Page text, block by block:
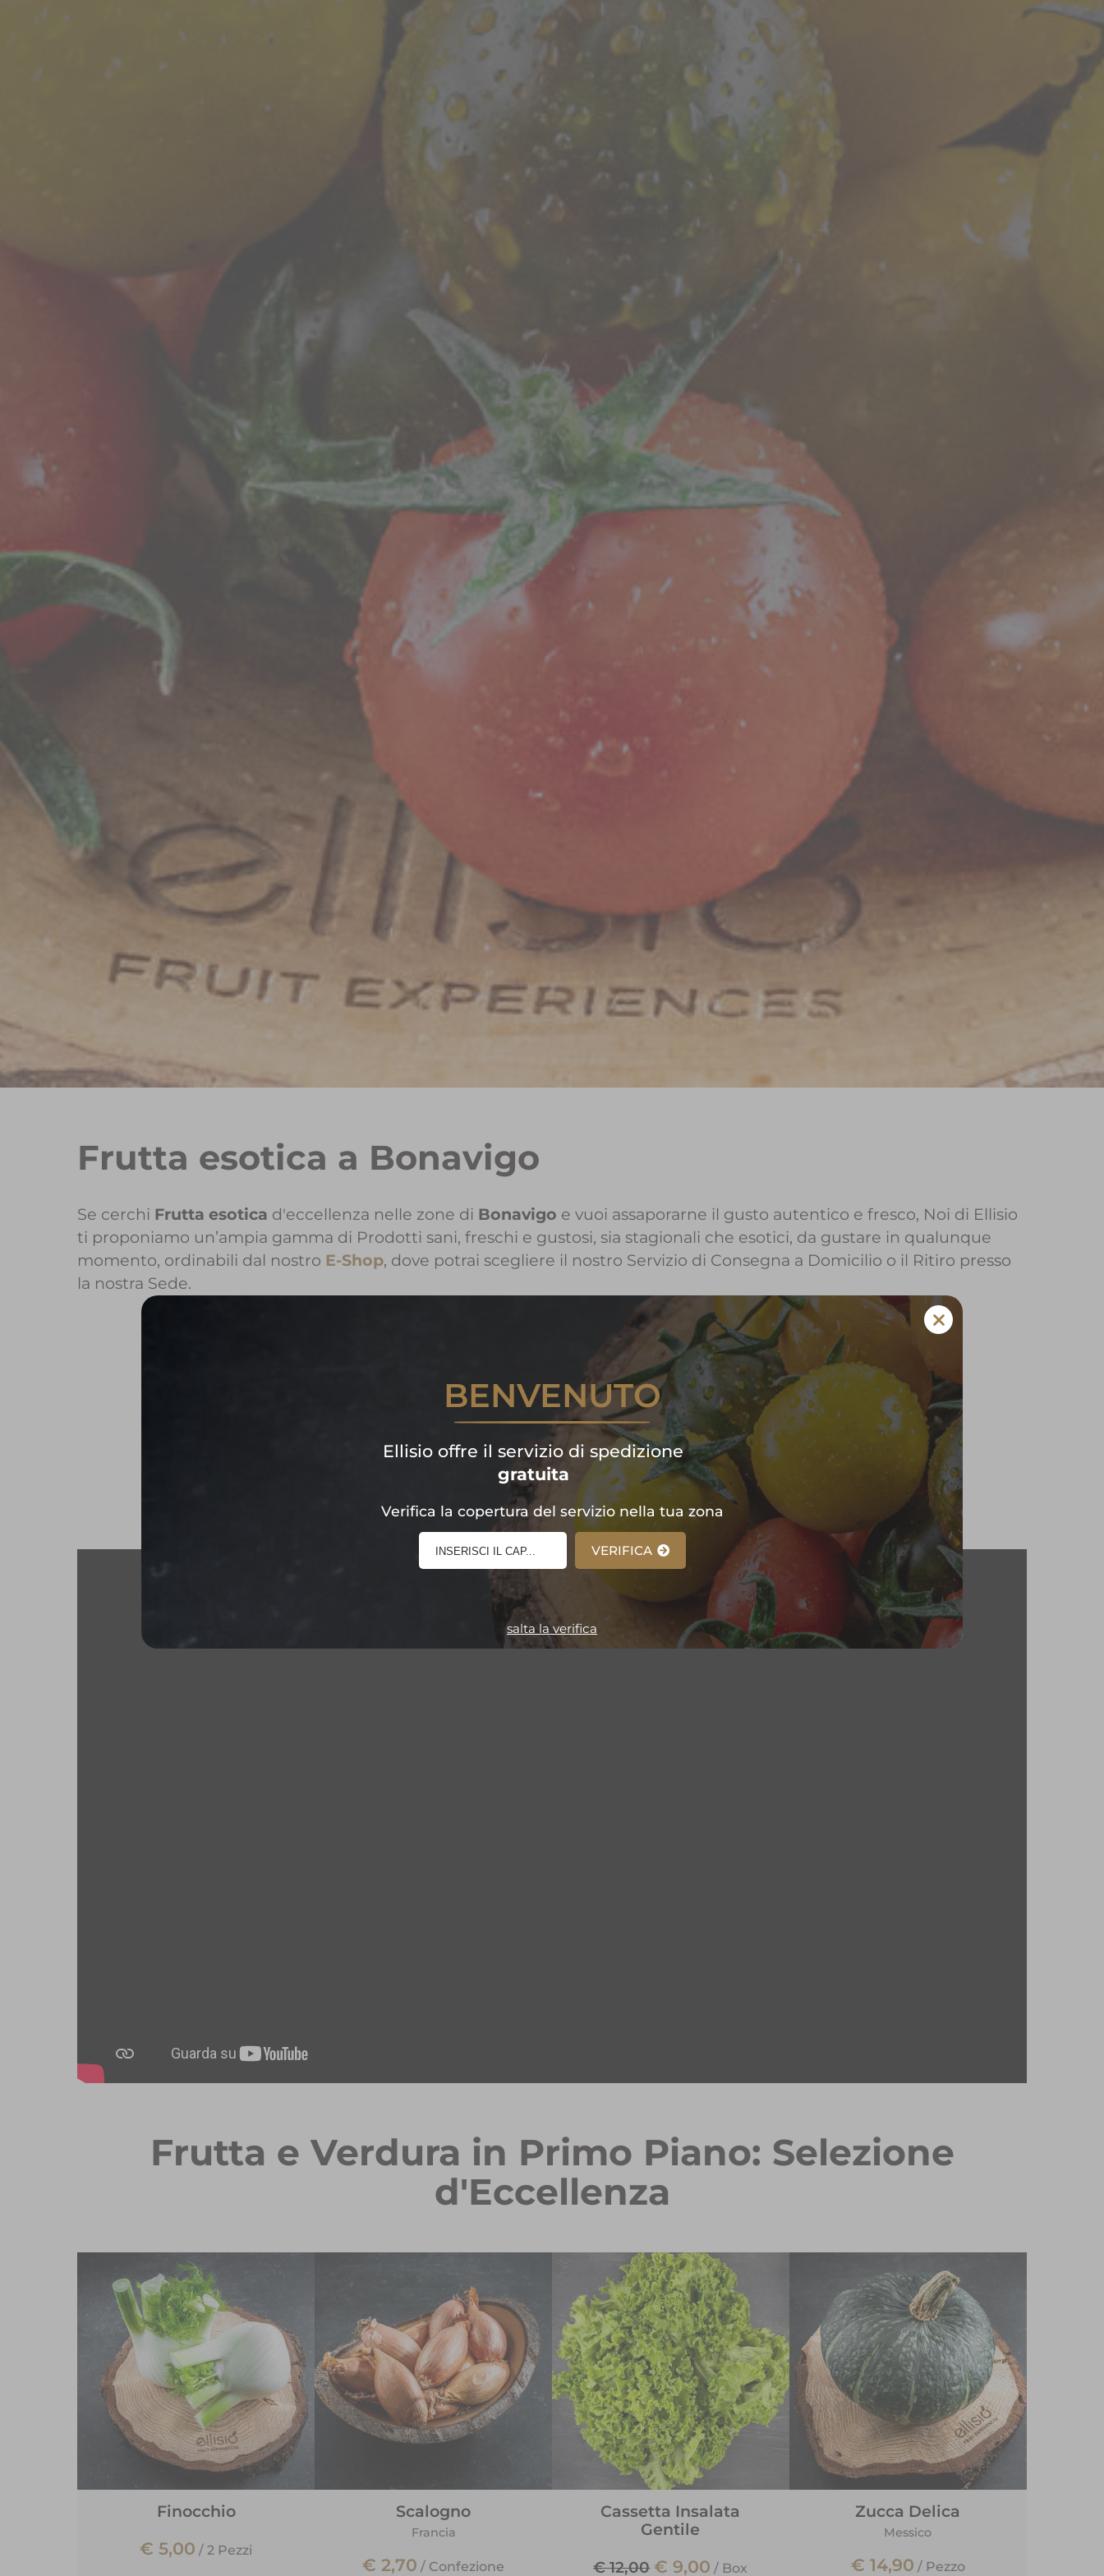
Frutta esotica a Bonavigo
Se cerchi Frutta esotica d'eccellenza nelle zone di Bonavigo e vuoi assaporarne il gusto autentico e fresco, Noi di Ellisio
ti proponiamo un’ampia gamma di Prodotti sani, freschi e gustosi, sia stagionali che esotici, da gustare in qualunque
momento, ordinabili dal nostro E-Shop, dove potrai scegliere il nostro Servizio di Consegna a Domicilio o il Ritiro presso
la nostra Sede.
Per maggiori informazioni sui Prodotti Ellisio a Bonavigo
Contattaci!
Per iniziare subito la tua spesa di frutta e verdura
E-Shop!
Frutta e Verdura in Primo Piano: Selezione
d'Eccellenza
Finocchio
€ 5,00 /2 Pezzi
Scalogno
Francia
€ 2,70 / Confezione
Cassetta Insalata
Gentile
€ 12,00 € 9,00 / Box
Zucca Delica
Messico
€ 14,90 / Pezzo
BENVENUTO
Ellisio offre il servizio di spedizione
gratuita
Verifica la copertura del servizio nella tua zona
VERIFICA
salta la verifica